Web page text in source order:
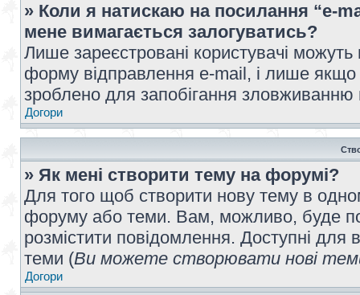
» Коли я натискаю на посилання “e-
мене вимагається залогуватись?
Лише зареєстровані користувачі
форму відправлення e-mail, і лише
зроблено для запобігання
Догори
» Як мені створити тему на форумі?
Для того щоб створити нову тему в
форуму або теми. Вам, можливо, буде
розмістити повідомлення. Доступні для
теми (Ви можете створювати нові
Догори